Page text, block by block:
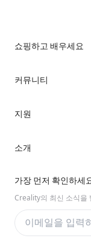
쇼핑하고 배우세요
Ender 시리즈
커뮤니티
Discord
지원
헬프 센터
비디오 센터
애프터 서비스
소개
문의하기
가장 먼저 확인하세
Creality의 최신 소식을